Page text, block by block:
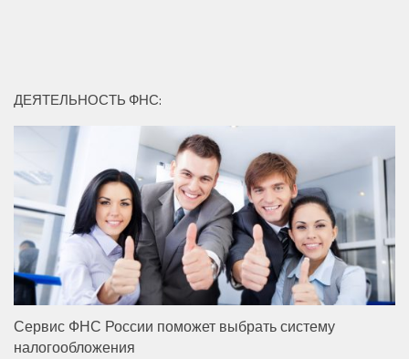
ДЕЯТЕЛЬНОСТЬ ФНС:
Сервис ФНС России поможет выбрать систему
налогообложения